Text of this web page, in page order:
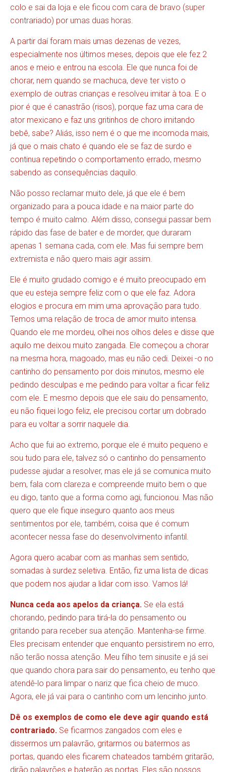
colo e sai da loja e ele ficou com cara de bravo (super
contrariado) por umas duas horas.
A partir daí foram mais umas dezenas de vezes,
especialmente nos últimos meses, depois que ele fez 2
anos e meio e entrou na escola. Ele que nunca foi de
chorar, nem quando se machuca, deve ter visto o
exemplo de outras crianças e resolveu imitar à toa. E o
pior é que é canastrão (risos), porque faz uma cara de
ator mexicano e faz uns gritinhos de choro imitando
bebê, sabe? Aliás, isso nem é o que me incomoda mais,
já que o mais chato é quando ele se faz de surdo e
continua repetindo o comportamento errado, mesmo
sabendo as consequências daquilo.
Não posso reclamar muito dele, já que ele é bem
organizado para a pouca idade e na maior parte do
tempo é muito calmo. Além disso, consegui passar bem
rápido das fase de bater e de morder, que duraram
apenas 1 semana cada, com ele. Mas fui sempre bem
extremista e não quero mais agir assim.
Ele é muito grudado comigo e é muito preocupado em
que eu esteja sempre feliz com o que ele faz. Adora
elogios e procura em mim uma aprovação para tudo.
Temos uma relação de troca de amor muito intensa.
Quando ele me mordeu, olhei nos olhos deles e disse que
aquilo me deixou muito zangada. Ele começou a chorar
na mesma hora, magoado, mas eu não cedi. Deixei -o no
cantinho do pensamento por dois minutos, mesmo ele
pedindo desculpas e me pedindo para voltar a ficar feliz
com ele. E mesmo depois que ele saiu do pensamento,
eu não fiquei logo feliz, ele precisou cortar um dobrado
para eu voltar a sorrir naquele dia.
Acho que fui ao extremo, porque ele é muito pequeno e
sou tudo para ele, talvez só o cantinho do pensamento
pudesse ajudar a resolver, mas ele já se comunica muito
bem, fala com clareza e compreende muito bem o que
eu digo, tanto que a forma como agi, funcionou. Mas não
quero que ele fique inseguro quanto aos meus
sentimentos por ele, também, coisa que é comum
acontecer nessa fase do desenvolvimento infantil.
Agora quero acabar com as manhas sem sentido,
somadas à surdez seletiva. Então, fiz uma lista de dicas
que podem nos ajudar a lidar com isso. Vamos lá!
Nunca ceda aos apelos da criança. Se ela está
chorando, pedindo para tirá-la do pensamento ou
gritando para receber sua atenção. Mantenha-se firme.
Eles precisam entender que enquanto persistirem no erro,
não terão nossa atenção. Meu filho tem sinusite e já sei
que quando chora para sair do pensamento, eu tenho que
atendê-lo para limpar o nariz que fica cheio de muco.
Agora, ele já vai para o cantinho com um lencinho junto.
Dê os exemplos de como ele deve agir quando está
contrariado. Se ficarmos zangados com eles e
dissermos um palavrão, gritarmos ou batermos as
portas, quando eles ficarem chateados também gritarão,
dirão palavrões e baterão as portas. Eles são nossos